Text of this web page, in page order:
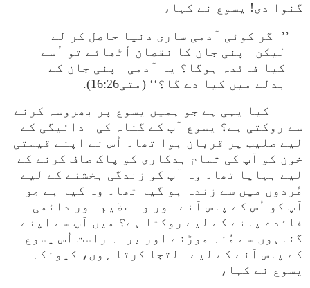
گنوا دی! یسوع نے کہا،
’’اگر کوئی آدمی ساری دنیا حاصل کر لے
لیکن اپنی جان کا نقصان اُٹھائے تو اُسے
کیا فائدہ ہوگا؟ یا آدمی اپنی جان کے
بدلے میں کیا دے گا؟‘‘ (متی16:26).
کیا یہی ہے جو ہمیں یسوع پر بھروسہ کرنے
سے روکتی ہے؟ یسوع آپ کے گناہ کی ادائیگی کے
لیے صلیب پر قربان ہوا تھا۔ اُس نے اپنے قیمتی
خون کو آپ کی تمام بدکاری کو پاک صاف کرنے کے
لیے بہایا تھا۔ وہ آپ کو زندگی بخشنے کے لیے
مُردوں میں سے زندہ ہو گیا تھا۔ وہ کیا ہے جو
آپ کو اُس کے پاس آنے اور وہ عظیم اور دائمی
فائدے پانے کے لیے روکتا ہے؟ میں آپ سے اپنے
گناہوں سے مُنہ موڑنے اور براہ راست اُس یسوع
کے پاس آنے کے لیے التجا کرتا ہوں، کیونکہ
یسوع نے کہا،